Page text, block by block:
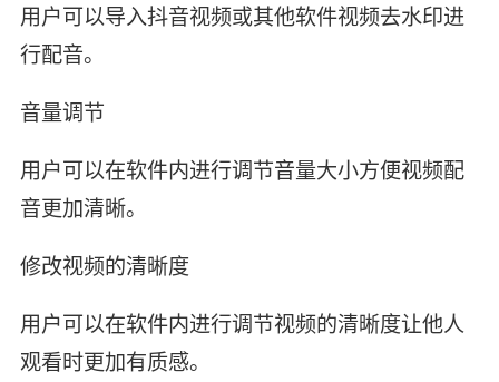
用户可以导入抖音视频或其他软件视频去水印进
行配音。
音量调节
用户可以在软件内进行调节音量大小方便视频配
音更加清晰。
修改视频的清晰度
用户可以在软件内进行调节视频的清晰度让他人
观看时更加有质感。